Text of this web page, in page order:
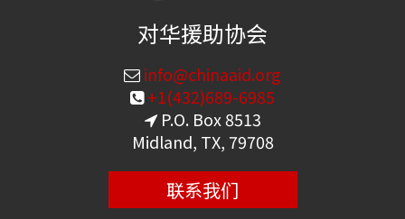
对华援助协会
info@chinaaid.org
+1(432)689-6985
P.O. Box 8513
Midland, TX, 79708
联系我们